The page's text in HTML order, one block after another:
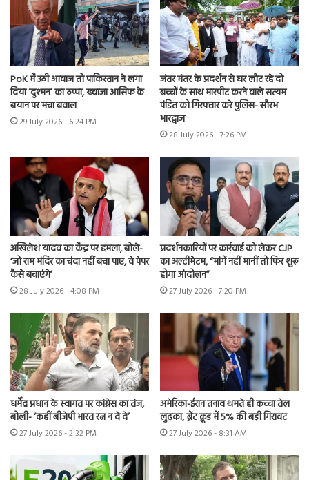
PoK में उठी आवाज तो पाकिस्तान ने लगा
दिया ‘दुश्मन’ का ठप्पा, ख्वाजा आसिफ के
बयान पर मचा बवाल
29 July 2026 - 6:24 PM
जंतर मंतर के प्रदर्शन से घर लौट रहे दो
बच्चों के साथ मारपीट करने वाले सत्यम
पंडित को गिरफ्तार करे पुलिस- सौरभ
भारद्वाज
28 July 2026 - 7:26 PM
अखिलेश यादव का केंद्र पर हमला, बोले-
‘जो राम मंदिर का चंदा नहीं बचा पाए, वे पेपर
कैसे बचाएंगे’
28 July 2026 - 4:08 PM
प्रदर्शनकारियों पर कार्रवाई को लेकर CJP
का अल्टीमेटम, “मांगें नहीं मानीं तो फिर शुरू
होगा आंदोलन”
27 July 2026 - 7:20 PM
धर्मेंद्र प्रधान के स्वागत पर कांग्रेस का तंज,
बोली- ‘कहीं बीजेपी भारत रत्न न दे दे’
27 July 2026 - 2:32 PM
अमेरिका-ईरान तनाव थमते ही कच्चा तेल
लुढ़का, ब्रेंट क्रूड में 5% की बड़ी गिरावट
27 July 2026 - 8:31 AM